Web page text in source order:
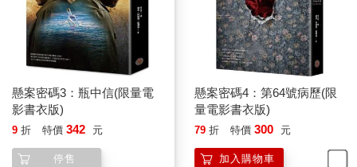
懸案密碼3：瓶中信(限量電
影書衣版)
9 折 特價 342 元
停售
懸案密碼4：第64號病歷(限
量電影書衣版)
79 折 特價 300 元
加入購物車